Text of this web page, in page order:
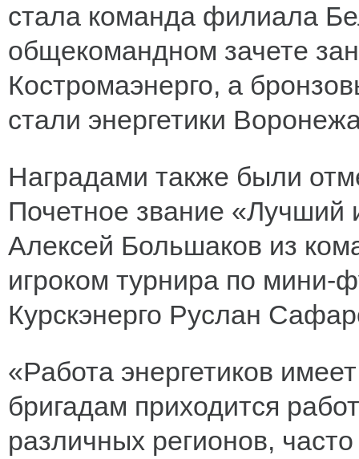
стала команда филиала
общекомандном зачете
Костромаэнерго, а
стали энергетики
Наградами также были
Почетное звание «Лучший
Алексей Большаков из
игроком турнира по мини-
Курскэнерго Руслан
«Работа энергетиков
бригадам приходится
различных регионов,